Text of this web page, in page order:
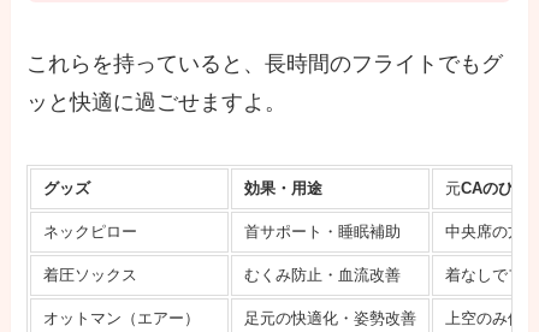
これらを持っていると、長時間のフライトでもグ
ッと快適に過ごせますよ。
グッズ 効果・用途 元CAのひと
ネックピロー 首サポート・睡眠補助 中央席の方
着圧ソックス むくみ防止・血流改善 着なしでフ
オットマン（エアー） 足元の快適化・姿勢改善 上空のみ使